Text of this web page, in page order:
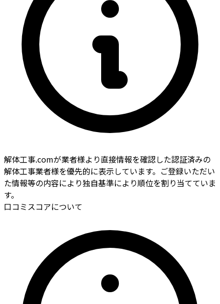
解体工事.comが業者様より直接情報を確認した認証済みの
解体工事業者様を優先的に表示しています。ご登録いただい
た情報等の内容により独自基準により順位を割り当てていま
す。
口コミスコアについて